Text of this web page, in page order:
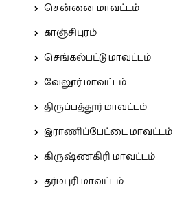
சென்னை மாவட்டம்
காஞ்சிபுரம்
செங்கல்பட்டு மாவட்டம்
வேலூர் மாவட்டம்
திருப்பத்தூர் மாவட்டம்
இராணிப்பேட்டை மாவட்டம்
கிருஷ்ணகிரி மாவட்டம்
தர்மபுரி மாவட்டம்